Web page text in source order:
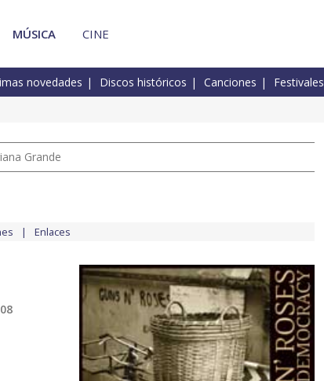
MÚSICA CINE
novedades Discos históricos Canciones Festivales
Grande
Enlaces